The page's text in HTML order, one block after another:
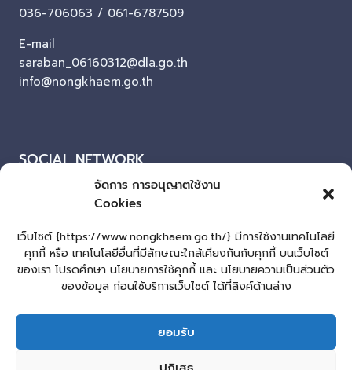
จัดการ การอนุญาตใช้งาน
Cookies
เว็บไซต์ {https://www.nongkhaem.go.th/} มีการใช้งานเทคโนโลยี
คุกกี้ หรือ เทคโนโลยีอื่นที่มีลักษณะใกล้เคียงกันกับคุกกี้ บนเว็บไซต์
ของเรา โปรดศึกษา นโยบายการใช้คุกกี้ และ นโยบายความเป็นส่วนตัว
ของข้อมูล ก่อนใช้บริการเว็บไซต์ ได้ที่ลิงค์ด้านล่าง
ยอมรับ
036-706063 / 061-6787509
E-mail
saraban_06160312@dla.go.th
info@nongkhaem.go.th
SOCIAL NETWORK
Facebook
ผู้เยี่ยมชมเว็บไซต์
ผู้เยี่ยมชม : 346
แผนผังเว็บไซต์
Login
lopburiwebdesign.com